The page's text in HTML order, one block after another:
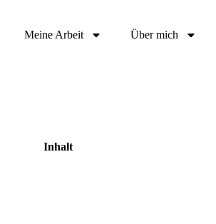
Meine Arbeit Über mich
Inhalt